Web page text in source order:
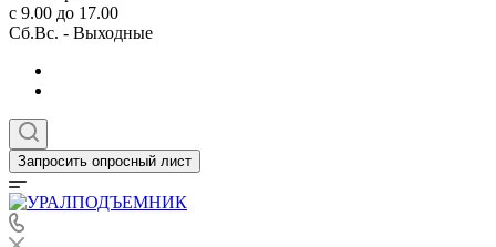
с 9.00 до 17.00
Сб.Вс. - Выходные
Запросить опросный лист